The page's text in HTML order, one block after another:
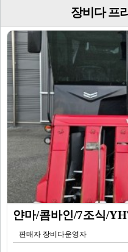
장비다 프
얀마/콤바인/7조식/
판매자 장비다운영자